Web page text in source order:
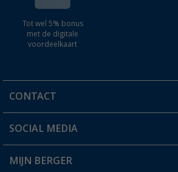
Tot wel 5% bonus
met de digitale
voordeelkaart
CONTACT
Een vraag?
Winkel vinden
SOCIAL MEDIA
MIJN BERGER